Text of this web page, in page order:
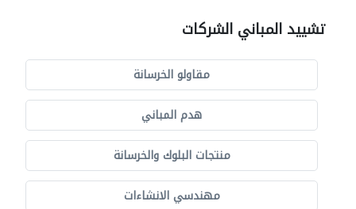
تشييد المباني الشركات
مقاولو الخرسانة
هدم المباني
منتجات البلوك والخرسانة
مهندسي الانشاءات